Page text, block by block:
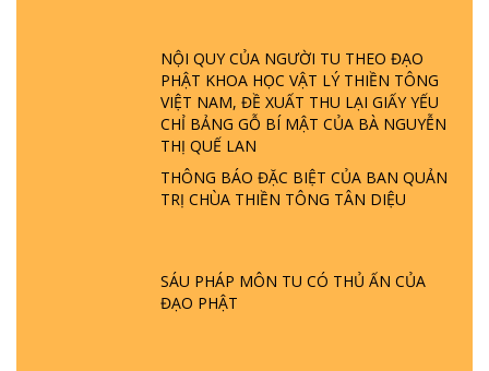
NỘI QUY CỦA NGƯỜI TU THEO ĐẠO
PHẬT KHOA HỌC VẬT LÝ THIỀN TÔNG
VIỆT NAM, ĐỀ XUẤT THU LẠI GIẤY YẾU
CHỈ BẢNG GỖ BÍ MẬT CỦA BÀ NGUYỄN
THỊ QUẾ LAN
THÔNG BÁO ĐẶC BIỆT CỦA BAN QUẢN
TRỊ CHÙA THIỀN TÔNG TÂN DIỆU
SÁU PHÁP MÔN TU CÓ THỦ ẤN CỦA
ĐẠO PHẬT
LÀ AI? QUỶ SA TĂNG? | TTTD
GIẢI ĐÁP THIỀN TÔNG ĐẶC BIỆT P22 - TẠI
SAO TRÁI ĐẤT NHIỀU THIÊN TAI - LŨ LỤT
- HỎA HOẠN | TTTD
GIẢI ĐÁP THIỀN TÔNG ĐẶC BIỆT P21 - TẠI
GIẢI ĐÁP VỀ LỄ TIỄN THIỀN TÔNG SƯ